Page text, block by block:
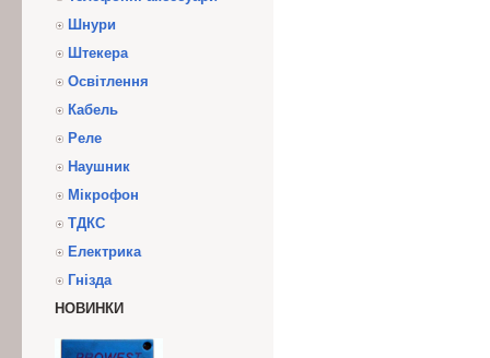
Шнури
Штекера
Освітлення
Кабель
Реле
Наушник
Мікрофон
ТДКС
Електрика
Гнізда
НОВИНКИ